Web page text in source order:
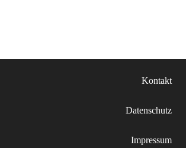
Kontakt
Datenschutz
Impressum